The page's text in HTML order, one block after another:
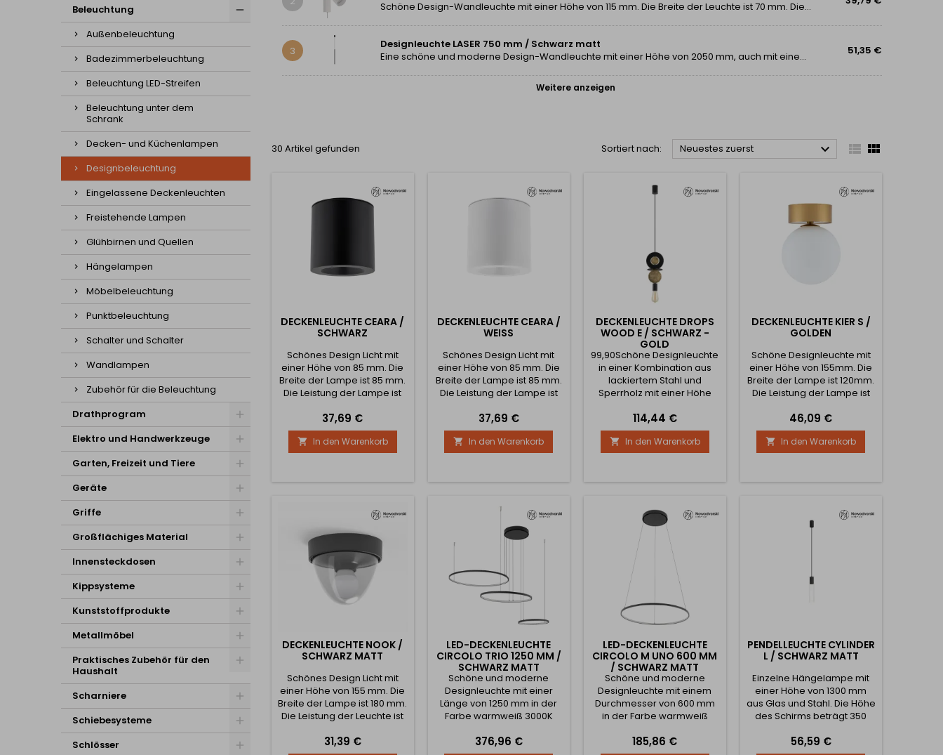
Beleuchtung
Außenbeleuchtung
Badezimmerbeleuchtung
Beleuchtung LED-Streifen
Beleuchtung unter dem
Schrank
Decken- und Küchenlampen
Designbeleuchtung
Eingelassene Deckenleuchten
Freistehende Lampen
Glühbirnen und Quellen
Hängelampen
Möbelbeleuchtung
Punktbeleuchtung
Schalter und Schalter
Wandlampen
Zubehör für die Beleuchtung
Drathprogram
Elektro und Handwerkzeuge
Garten, Freizeit und Tiere
Geräte
Griffe
Großflächiges Material
Innensteckdosen
Kippsysteme
Kunststoffprodukte
Metallmöbel
Praktisches Zubehör für den
Haushalt
Scharniere
Schiebesysteme
Schlösser
Schöne Design-Wandleuchte mit einer Höhe von 115 mm. Die Breite der Leuchte ist 70 mm. Die Lichtleistung beträgt 10W. Die Leuchte hat einen integrierten Schalter. Sie enthält auch ein Kabel für den Anschluss an eine Steckdose.
3
Designleuchte LASER 750 mm / Schwarz matt
Eine schöne und moderne Design-Wandleuchte mit einer Höhe von 2050 mm, auch mit einem Bogen, der nach Bedarf gekürzt werden kann. Die Höhe der einzelnen Leuchte ist 750 mm. Die Leistung der Leuchte beträgt 10W. Der Lichtaustrittswinkel beträgt...
51,35 €
Weitere anzeigen
30 Artikel gefunden Sortiert nach: Neuestes zuerst   
DECKENLEUCHTE CEARA /
SCHWARZ
Schönes Design Licht mit
einer Höhe von 85 mm. Die
Breite der Lampe ist 85 mm.
Die Leistung der Lampe ist
Preis
37,69 €
 In den Warenkorb
DECKENLEUCHTE CEARA /
WEISS
Schönes Design Licht mit
einer Höhe von 85 mm. Die
Breite der Lampe ist 85 mm.
Die Leistung der Lampe ist
Preis
37,69 €
 In den Warenkorb
DECKENLEUCHTE DROPS
WOOD E / SCHWARZ -
GOLD
99,90Schöne Designleuchte
in einer Kombination aus
lackiertem Stahl und
Sperrholz mit einer Höhe
Leuchte beträgt 160 mm. Die
Lichtleistung beträgt 12W.
Preis
114,44 €
 In den Warenkorb
DECKENLEUCHTE KIER S /
GOLDEN
Schöne Designleuchte mit
einer Höhe von 155mm. Die
Breite der Lampe ist 120mm.
Die Leistung der Lampe ist
Preis
46,09 €
 In den Warenkorb
DECKENLEUCHTE NOOK /
SCHWARZ MATT
Schönes Design Licht mit
einer Höhe von 155 mm. Die
Breite der Lampe ist 180 mm.
Die Leistung der Leuchte ist
Sensor.
Preis
31,39 €
LED-DECKENLEUCHTE
CIRCOLO TRIO 1250 MM /
SCHWARZ MATT
Schöne und moderne
Designleuchte mit einer
Länge von 1250 mm in der
Farbe warmweiß 3000K
Lichtleistung beträgt 45W.
Preis
376,96 €
LED-DECKENLEUCHTE
CIRCOLO M UNO 600 MM
/ SCHWARZ MATT
Schöne und moderne
Designleuchte mit einem
Durchmesser von 600 mm
in der Farbe warmweiß
4000K. Die Lichtleistung
Preis
185,86 €
PENDELLEUCHTE CYLINDER
L / SCHWARZ MATT
Einzelne Hängelampe mit
einer Höhe von 1300 mm
aus Glas und Stahl. Die Höhe
des Schirms beträgt 350
beträgt 65 mm. Die Leistung
Preis
56,59 €